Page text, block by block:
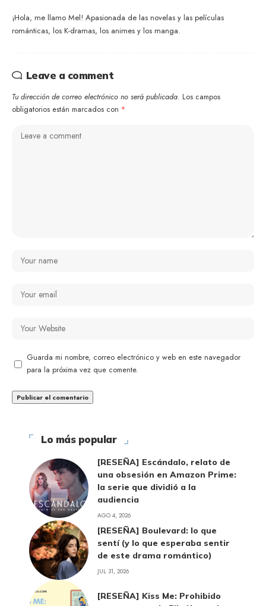
¡Hola, me llamo Mel! Apasionada de las novelas y las películas
románticas, los K-dramas, los animes y los manga.
Leave a comment
Tu dirección de correo electrónico no será publicada. Los campos
obligatorios están marcados con *
Guarda mi nombre, correo electrónico y web en este navegador
para la próxima vez que comente.
Lo más popular
[RESEÑA] Escándalo, relato de
una obsesión en Amazon Prime:
la serie que dividió a la
audiencia
AGO 4, 2026
[RESEÑA] Boulevard: lo que
sentí (y lo que esperaba sentir
de este drama romántico)
JUL 31, 2026
[RESEÑA] Kiss Me: Prohibido